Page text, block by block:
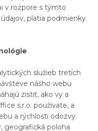
v rozpore s týmto
platia podmienky
služieb tretích
nášho webu
zistiť, ako vy a
s.r.o. používate, a
a rýchlosti odozvy.
geografická poloha